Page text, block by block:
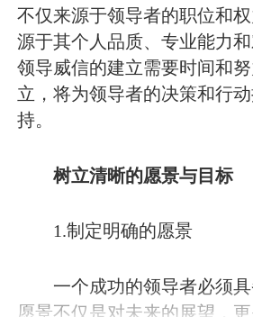
不仅来源于领导者的职位和
源于其个人品质、专业能力
领导威信的建立需要时间和
立，将为领导者的决策和行
持。
树立清晰的愿景与目标
1.制定明确的愿景
一个成功的领导者必须具
愿景不仅是对未来的展望，